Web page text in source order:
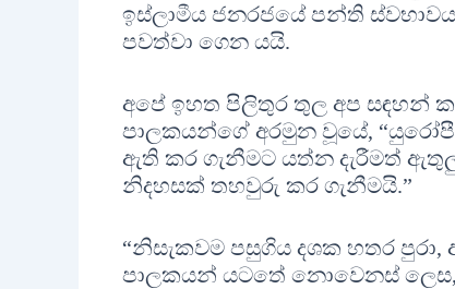
ඉස්ලාමීය ජනරජයේ පන්ති
පවත්වා ගෙන යයි.
අපේ ඉහත පිලිතුර තුල අප සඳහන්
පාලකයන්ගේ අරමුන වූයේ,
ඇති කර ගැනීමට යත්න දැරීමත්
නිදහසක් තහවුරු කර ගැනීමයි.”
“නිසැකවම පසුගිය දශක හතර
පාලකයන් යටතේ නොවෙනස්